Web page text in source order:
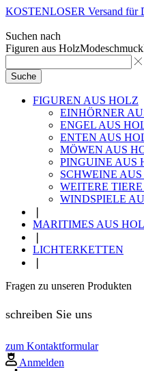
KOSTENLOSER Versand für
Suchen nach
Figuren aus HolzModeschmuck
Suche
FIGUREN AUS HOLZ
EINHÖRNER
ENGEL AUS
ENTEN AUS
MÖWEN AUS
PINGUINE AUS
SCHWEINE
WEITERE
WINDSPIELE
MARITIMES AUS
LICHTERKETTEN
Fragen zu unseren Produkten
schreiben Sie uns
zum Kontaktformular
Anmelden